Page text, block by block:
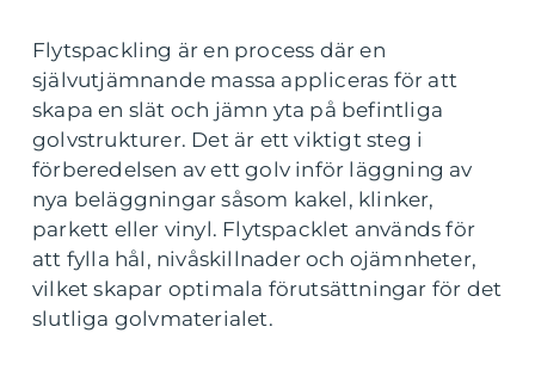
Flytspackling är en process där en
självutjämnande massa appliceras för att
skapa en slät och jämn yta på befintliga
golvstrukturer. Det är ett viktigt steg i
förberedelsen av ett golv inför läggning av
nya beläggningar såsom kakel, klinker,
parkett eller vinyl. Flytspacklet används för
att fylla hål, nivåskillnader och ojämnheter,
vilket skapar optimala förutsättningar för det
slutliga golvmaterialet.